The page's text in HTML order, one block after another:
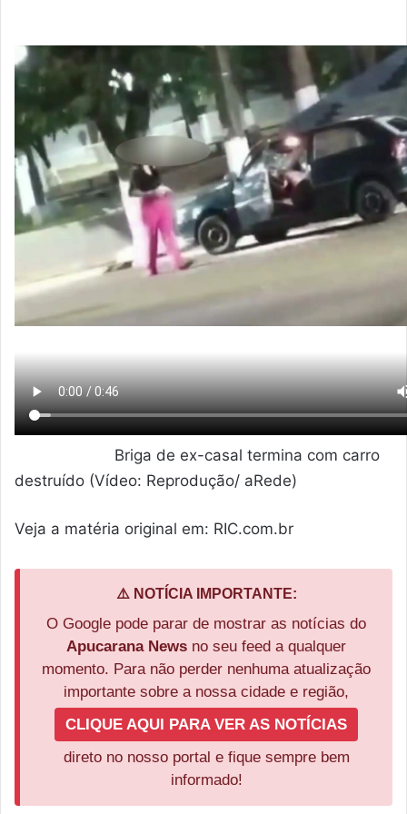
Briga de ex-casal termina com carro
destruído (Vídeo: Reprodução/ aRede)
Veja a matéria original em: RIC.com.br
⚠️ NOTÍCIA IMPORTANTE:
O Google pode parar de mostrar as notícias do
Apucarana News no seu feed a qualquer
momento. Para não perder nenhuma atualização
importante sobre a nossa cidade e região,
CLIQUE AQUI PARA VER AS NOTÍCIAS
direto no nosso portal e fique sempre bem
informado!